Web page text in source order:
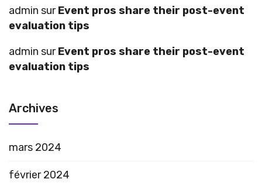
admin surEvent pros share their post-event
evaluation tips
admin surEvent pros share their post-event
evaluation tips
Archives
mars 2024
février 2024